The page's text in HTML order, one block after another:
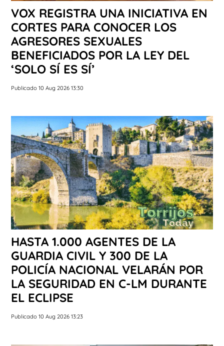
VOX REGISTRA UNA INICIATIVA EN
CORTES PARA CONOCER LOS
AGRESORES SEXUALES
BENEFICIADOS POR LA LEY DEL
‘SOLO SÍ ES SÍ’
Publicado 10 Aug 2026 13:30
HASTA 1.000 AGENTES DE LA
GUARDIA CIVIL Y 300 DE LA
POLICÍA NACIONAL VELARÁN POR
LA SEGURIDAD EN C-LM DURANTE
EL ECLIPSE
Publicado 10 Aug 2026 13:23